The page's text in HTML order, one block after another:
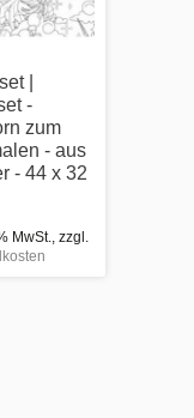
|
-
zum
- aus
- 44 x 32
MwSt., zzgl.